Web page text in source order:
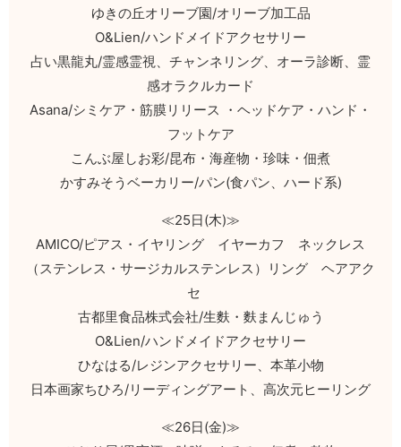
ゆきの丘オリーブ園/オリーブ加工品
O&Lien/ハンドメイドアクセサリー
占い黒龍丸/霊感霊視、チャンネリング、オーラ診断、霊
感オラクルカード
Asana/シミケア・筋膜リリース ・ヘッドケア・ハンド・
フットケア
こんぶ屋しお彩/昆布・海産物・珍味・佃煮
かすみそうベーカリー/パン(食パン、ハード系)
≪25日(木)≫
AMICO/ピアス・イヤリング イヤーカフ ネックレス
（ステンレス・サージカルステンレス）リング ヘアアク
セ
古都里食品株式会社/生麩・麩まんじゅう
O&Lien/ハンドメイドアクセサリー
ひなはる/レジンアクセサリー、本革小物
日本画家ちひろ/リーディングアート、高次元ヒーリング
≪26日(金)≫